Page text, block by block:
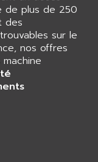
de plus de 250
des
sur le
nos offres